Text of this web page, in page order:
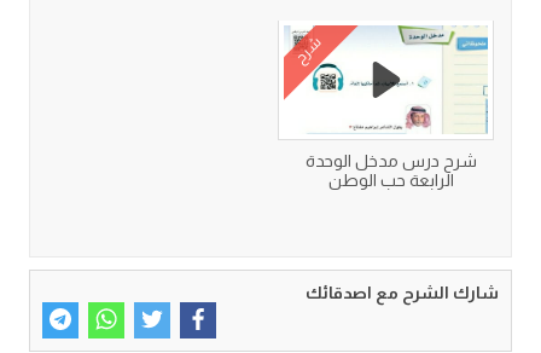
شرح
شرح درس مدخل الوحدة
الرابعة حب الوطن
شارك الشرح مع اصدقائك